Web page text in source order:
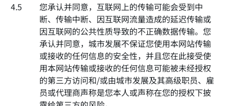
4.5
您承认并同意，互联网上的传输可能会受到中
断、传输中断、因互联网流量造成的延迟传输或
因互联网的公共性质导致的不正确数据传输。您
承认并同意，城市发展不保证您使用本网站传输
或接收的任何信息的安全性，并且您在此接受使
用本网站传输或接收的任何信息可能被未经授权
的第三方访问和/或由城市发展及其高级职员、雇
员或代理商声称是您本人或声称在您的授权下披